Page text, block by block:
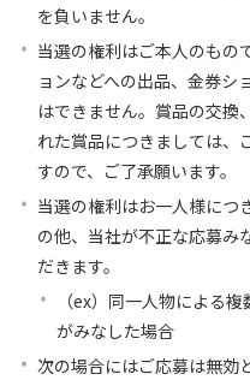
を負いません。
当選の権利はご本人のもの
ョンなどへの出品、金券シ
はできません。賞品の交換
れた賞品につきましては、
すので、ご了承願います。
当選の権利はお一人様につ
の他、当社が不正な応募み
だきます。
（ex）同一人物による
がみなした場合
次の場合にはご応募は無効